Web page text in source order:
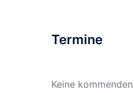
Termine
Keine